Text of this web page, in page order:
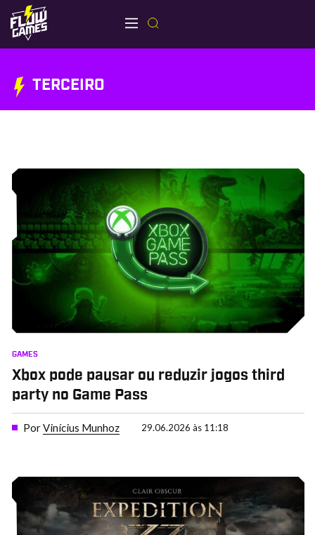
TERCEIRO
GAMES
Xbox pode pausar ou reduzir jogos third
party no Game Pass
PorVinícius Munhoz 29.06.2026 às 11:18